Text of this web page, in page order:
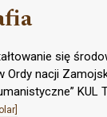
się
Ordy nacji
KUL